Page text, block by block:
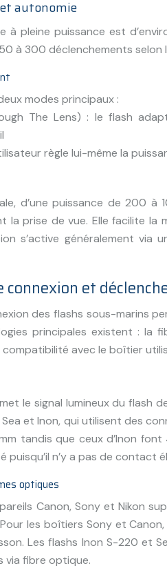
autonomie
à pleine puissance est
à 300 déclenchements
modes principaux :
The Lens) : le flash
règle lui-même la
d’une puissance de 200 à
la prise de vue. Elle facilite
s’active généralement via
connexion et
des flashs sous-marins
principales existent : la
avec le boîtier
le signal lumineux du flash
et Inon, qui utilisent des
tandis que ceux d’Inon
puisqu’il n’y a pas de contact
optiques
Canon, Sony et Nikon
les boîtiers Sony et
Les flashs Inon S-220 et
via fibre optique.